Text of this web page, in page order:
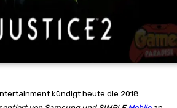
kündigt heute die 2018